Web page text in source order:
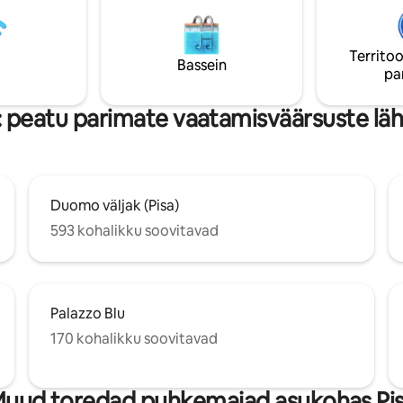
Bassein
peatu parimate vaatamisväärsuste
Duomo väljak (Pisa)
593 kohalikku soovitavad
Palazzo Blu
170 kohalikku soovitavad